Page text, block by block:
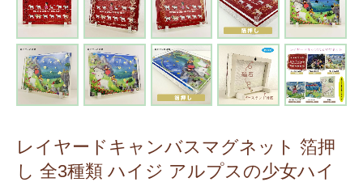
レイヤードキャンバスマグネット 箔押
し 全3種類 ハイジ アルプスの少女ハイ